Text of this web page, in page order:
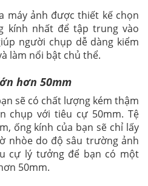
máy ảnh được thiết kế chọn
kính nhất để tập trung vào
người chụp dễ dàng kiểm
làm nổi bật chủ thể.
hơn 50mm
sẽ có chất lượng kém thậm
chụp với tiêu cự 50mm. Tệ
ống kính của bạn sẽ chỉ lấy
nhòe do độ sâu trường ảnh
cự lý tưởng để bạn có một
50mm.